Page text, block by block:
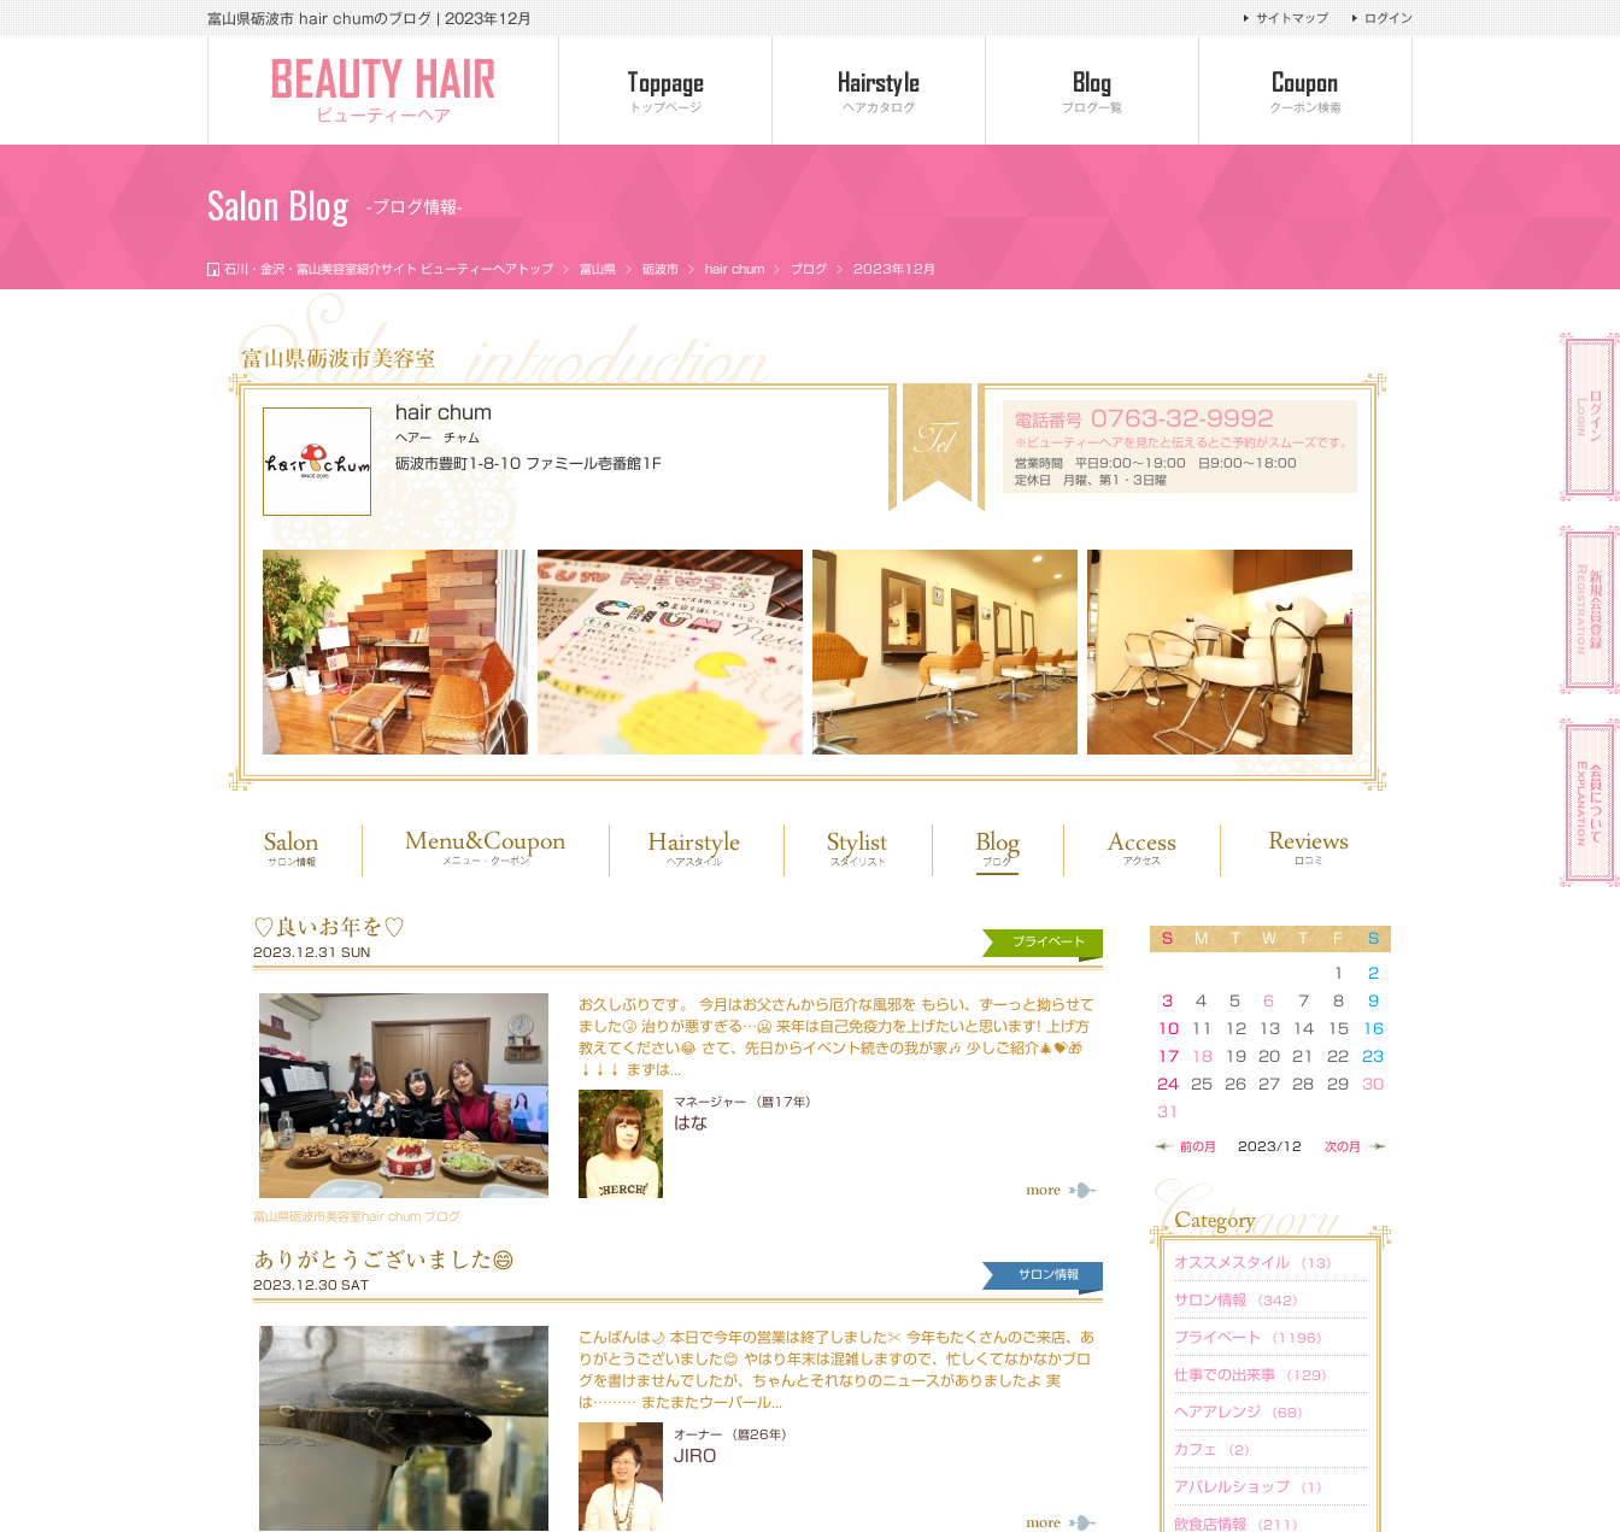
富山県砺波市 hair chumのブログ | 2023年12月 ログイン
サイトマップ
ビューティーヘア クーポン検索
ブログ一覧
ヘアカタログ
トップページ
Salon Blog -ブログ情報-
石川・金沢・富山美容室紹介サイト ビューティーヘアトップ 富山県 砺波市 hair chum ブログ 2023年12月
富山県砺波市美容室
hair chum
ヘアー チャム
砺波市豊町1-8-10 ファミール壱番館1F
電話番号 0763-32-9992
※ビューティーヘアを見たと伝えるとご予約がスムーズです。
営業時間 平日9:00～19:00 日9:00～18:00
定休日 月曜、第1・3日曜
♡良いお年を♡
2023.12.31 SUN
プライベート
お久しぶりです。 今月はお父さんから厄介な風邪を もらい、ずーっと拗らせて
ました🤧 治りが悪すぎる…🥶 来年は自己免疫力を上げたいと思います! 上げ方
教えてください😂 さて、先日からイベント続きの我が家🎶 少しご紹介🎄💝🎁
↓↓↓ まずは...
マネージャー （暦17年）
はな
富山県砺波市美容室hair chum ブログ
ありがとうございました😄
2023.12.30 SAT
サロン情報
こんばんは🌙 本日で今年の営業は終了しました✂️ 今年もたくさんのご来店、あ
りがとうございました😊 やはり年末は混雑しますので、忙しくてなかなかブロ
グを書けませんでしたが、ちゃんとそれなりのニュースがありましたよ 実
は……… またまたウーパール...
オーナー （暦26年）
JIRO
前の月 2023/12 次の月
S M T W T F S
1
2
3
4 5 6 7 8
9
10
11 12 13 14 15
16
17
18 19 20 21 22
23
24
25 26 27 28 29
30
31
オススメスタイル （13）
サロン情報 （342）
プライベート （1196）
仕事での出来事 （129）
ヘアアレンジ （68）
カフェ （2）
アパレルショップ （1）
飲食店情報 （211）